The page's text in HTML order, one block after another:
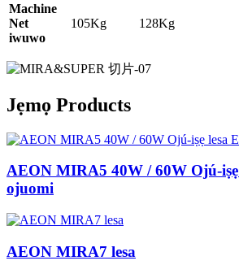
Machine
Net
iwuwo
105Kg 128Kg
Jẹmọ Products
AEON MIRA5 40W / 60W Ojú-
ojuomi
AEON MIRA7 lesa